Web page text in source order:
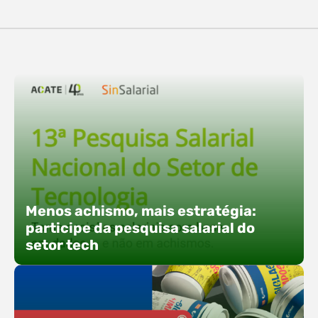
O Polo ACATE-ACIRS confirma presença na
direta: transformar o espaço em um ponto ativo
de conexões e oportunidades. Ao lado do polo, 13
empresas associadas integram o espaço tech,
que estará conectado a um dos palcos
alternativos do evento. A presença conjunta
fortalece o ecossistema e amplia…
Menos achismo, mais estratégia:
participe da pesquisa salarial do
setor tech